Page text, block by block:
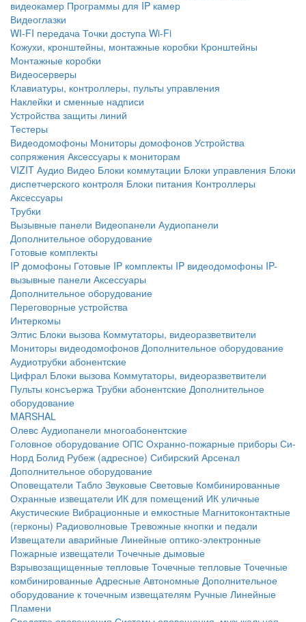
видеокамер Программы для IP камер
Видеоглазки
WI-FI передача Точки доступа Wi-Fi
Кожухи, кронштейны, монтажные коробки Кронштейны
Монтажные коробки
Видеосерверы
Клавиатуры, контроллеры, пульты управления
Наклейки и сменные надписи
Устройства защиты линий
Тестеры
Видеодомофоны Мониторы домофонов Устройства
сопряжения Аксессуары к мониторам
VIZIT Аудио Видео Блоки коммутации Блоки управления Блоки
диспетчерского контроля Блоки питания Контроллеры
Аксессуары
Трубки
Вызывные панели Видеопанели Аудиопанели
Дополнительное оборудование
Готовые комплекты
IP домофоны Готовые IP комплекты IP видеодомофоны IP-
вызывные панели Аксессуары
Дополнительное оборудование
Переговорные устройства
Интеркомы
Элтис Блоки вызова Коммутаторы, видеоразветвители
Мониторы видеодомофонов Дополнительное оборудование
Аудиотрубки абонентские
Цифрал Блоки вызова Коммутаторы, видеоразветвители
Пульты консъержа Трубки абонентские Дополнительное
оборудование
MARSHAL
Олевс Аудиопанели многоабонентские
Головное оборудование ОПС Охранно-пожарные приборы Си-
Норд Болид Рубеж (адресное) Сибирский Арсенал
Дополнительное оборудование
Оповещатели Табло Звуковые Световые Комбинированные
Охранные извещатели ИК для помещений ИК уличные
Акустические Вибрационные и емкостные Магнитоконтактные
(герконы) Радиоволновые Тревожные кнопки и педали
Извещатели аварийные Линейные оптико-электронные
Пожарные извещатели Точечные дымовые
Взрывозащищенные тепловые Точечные тепловые Точечные
комбинированные Адресные Автономные Дополнительное
оборудование к точечным извещателям Ручные Линейные
Пламени